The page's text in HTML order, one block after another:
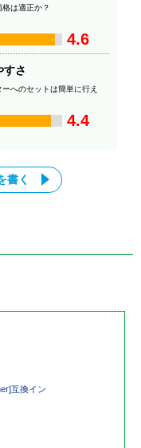
格は適正か？
4.6
すさ
ーへのセットは簡単に行え
4.4
書く
互換イン